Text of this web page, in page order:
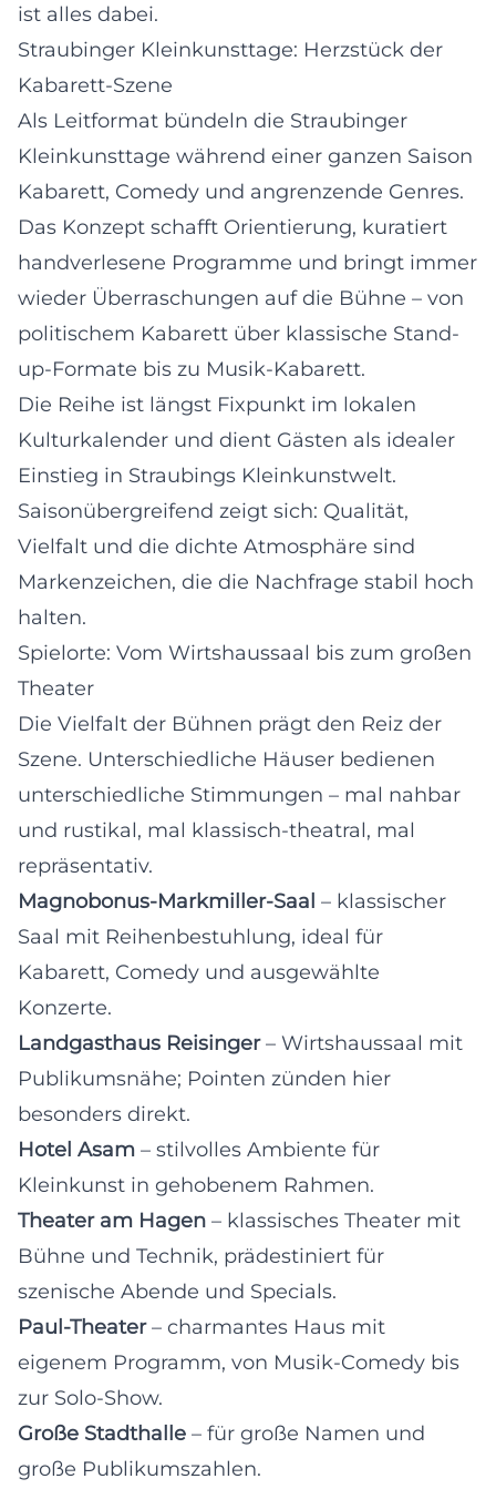
ist alles dabei.
Straubinger Kleinkunsttage: Herzstück der
Kabarett-Szene
Als Leitformat bündeln die Straubinger
Kleinkunsttage während einer ganzen Saison
Kabarett, Comedy und angrenzende Genres.
Das Konzept schafft Orientierung, kuratiert
handverlesene Programme und bringt immer
wieder Überraschungen auf die Bühne – von
politischem Kabarett über klassische Stand-
up-Formate bis zu Musik-Kabarett.
Die Reihe ist längst Fixpunkt im lokalen
Kulturkalender und dient Gästen als idealer
Einstieg in Straubings Kleinkunstwelt.
Saisonübergreifend zeigt sich: Qualität,
Vielfalt und die dichte Atmosphäre sind
Markenzeichen, die die Nachfrage stabil hoch
halten.
Spielorte: Vom Wirtshaussaal bis zum großen
Theater
Die Vielfalt der Bühnen prägt den Reiz der
Szene. Unterschiedliche Häuser bedienen
unterschiedliche Stimmungen – mal nahbar
und rustikal, mal klassisch-theatral, mal
repräsentativ.
Magnobonus-Markmiller-Saal – klassischer
Saal mit Reihenbestuhlung, ideal für
Kabarett, Comedy und ausgewählte
Konzerte.
Landgasthaus Reisinger– Wirtshaussaal mit
Publikumsnähe; Pointen zünden hier
besonders direkt.
Hotel Asam – stilvolles Ambiente für
Kleinkunst in gehobenem Rahmen.
Theater am Hagen – klassisches Theater mit
Bühne und Technik, prädestiniert für
szenische Abende und Specials.
Paul-Theater– charmantes Haus mit
eigenem Programm, von Musik-Comedy bis
zur Solo-Show.
Große Stadthalle – für große Namen und
große Publikumszahlen.